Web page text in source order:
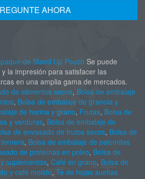
AHORA
de Stand Up Pouch Se puede
la impresión para satisfacer las
en una amplia gama de mercados.
de alimentos secos, Bolsa de embalaje
, Bolsa de embalaje de granola y
de harina y grano, Frutas, Bolsa de
y verduras, Bolsa de embalaje de
de envasado de frutos secos, Bolsa de
, Bolsa de embalaje de palomitas
de proteínas en polvo, Bolsa de
suplementos, Café en grano, Bolsa de
y café molido, Té de hojas sueltas